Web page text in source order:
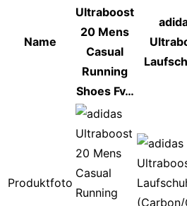
Name
Ultraboost
20 Mens
Casual
Running
Shoes Fv…
Produktfoto